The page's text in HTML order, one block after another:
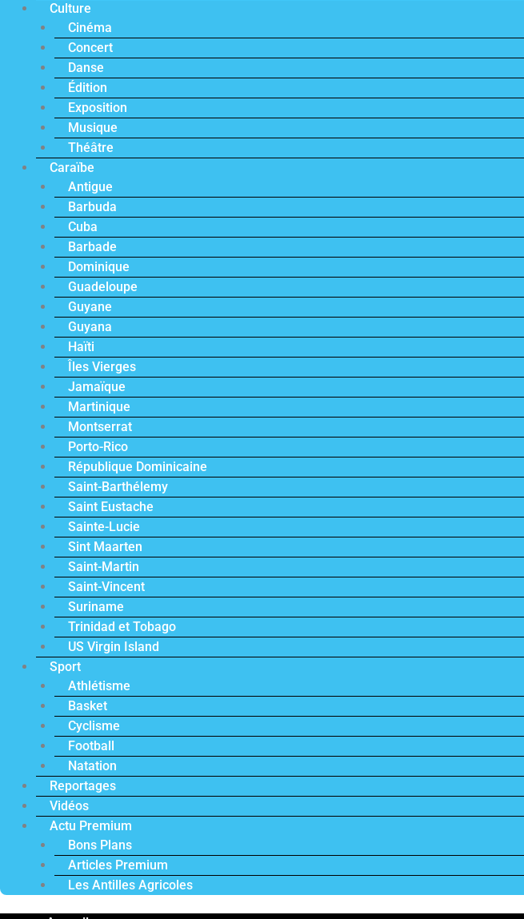
Culture
Cinéma
Concert
Danse
Édition
Exposition
Musique
Théâtre
Caraïbe
Antigue
Barbuda
Cuba
Barbade
Dominique
Guadeloupe
Guyane
Guyana
Haïti
Îles Vierges
Jamaïque
Martinique
Montserrat
Porto-Rico
République Dominicaine
Saint-Barthélemy
Saint Eustache
Sainte-Lucie
Sint Maarten
Saint-Martin
Saint-Vincent
Suriname
Trinidad et Tobago
US Virgin Island
Sport
Athlétisme
Basket
Cyclisme
Football
Natation
Reportages
Vidéos
Actu Premium
Bons Plans
Articles Premium
Les Antilles Agricoles